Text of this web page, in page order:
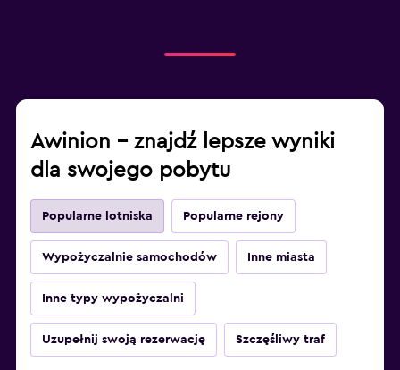
Awinion – znajdź lepsze wyniki
dla swojego pobytu
Popularne lotniska Popularne rejony
Wypożyczalnie samochodów Inne miasta
Inne typy wypożyczalni
Uzupełnij swoją rezerwację Szczęśliwy traf